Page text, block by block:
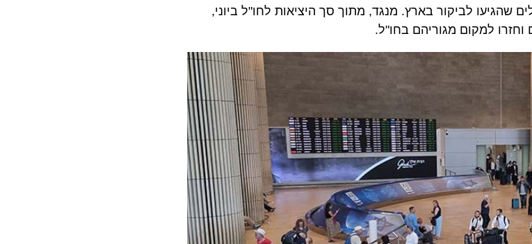
של מהגרים ישראלים שהגיעו לביקור בארץ. מנגד, מתוך סך היציאות לחו"ל ביוני,